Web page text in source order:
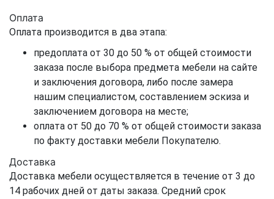
Оплата
Оплата производится в два этапа:
предоплата от 30 до 50 % от общей стоимости
заказа после выбора предмета мебели на сайте
и заключения договора, либо после замера
нашим специалистом, составлением эскиза и
заключением договора на месте;
оплата от 50 до 70 % от общей стоимости заказа
по факту доставки мебели Покупателю.
Доставка
Доставка мебели осуществляется в течение от 3 до
14 рабочих дней от даты заказа. Средний срок